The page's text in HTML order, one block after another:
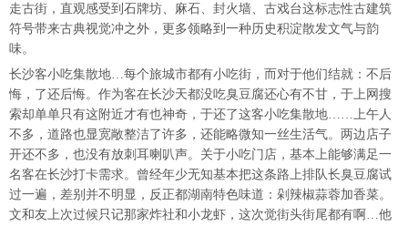
走古街，直观感受到石牌坊、麻石、封火墙、古戏台这标志性古建筑
符号带来古典视觉冲之外，更多领略到一种历史积淀散发文气与韵
味。
长沙客小吃集散地…每个旅城市都有小吃街，而对于他们结就：不后
悔，了还后悔。作为客在长沙天都没吃臭豆腐还心有不甘，于上网搜
索却单单只有这附近才有也神奇，于还了这客小吃集散地……上午人
不多，道路也显宽敞整洁了许多，还能略微知一丝生活气。两边店子
开还不多，也没有放刺耳喇叭声。关于小吃门店，基本上能够满足一
名客在长沙打卡需求。曾经年少无知基本把这条路上排队长臭豆腐试
过一遍，差别并不明显，反正都湖南特色味道：剁辣椒蒜蓉加香菜。
文和友上次过候只记那家炸社和小龙虾，这次觉街头街尾都有啊…他